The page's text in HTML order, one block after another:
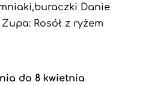
Danie
Rosół z ryżem
do 8 kwietnia